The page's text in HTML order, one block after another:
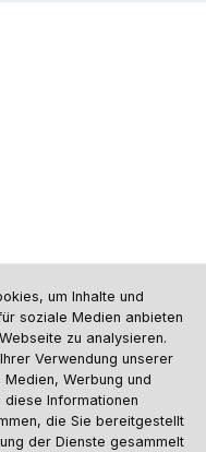
Vereinsrabatt
Kontakt
Sporthund Katalog
um Inhalte und
soziale Medien anbieten
zu analysieren.
Verwendung unserer
Werbung und
diese Informationen
die Sie bereitgestellt
der Dienste gesammelt